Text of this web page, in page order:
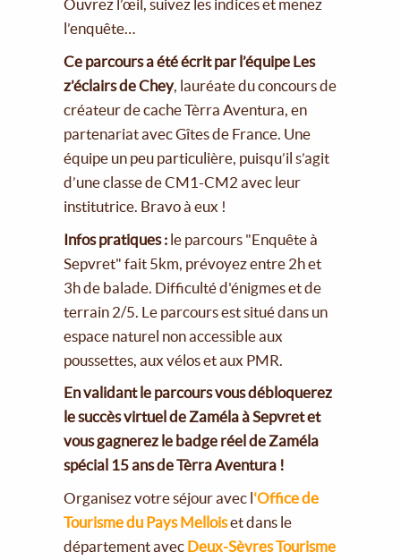
Ouvrez l’œil, suivez les indices et menez
l’enquête…
Ce parcours a été écrit par l’équipe Les
z’éclairs de Chey, lauréate du concours de
créateur de cache Tèrra Aventura, en
partenariat avec Gîtes de France. Une
équipe un peu particulière, puisqu’il s’agit
d’une classe de CM1-CM2 avec leur
institutrice. Bravo à eux !
Infos pratiques : le parcours "Enquête à
Sepvret" fait 5km, prévoyez entre 2h et
3h de balade. Difficulté d'énigmes et de
terrain 2/5. Le parcours est situé dans un
espace naturel non accessible aux
poussettes, aux vélos et aux PMR.
En validant le parcours vous débloquerez
le succès virtuel de Zaméla à Sepvret et
vous gagnerez le badge réel de Zaméla
spécial 15 ans de Tèrra Aventura !
Organisez votre séjour avec l'Office de
Tourisme du Pays Melloiset dans le
département avec Deux-Sèvres Tourisme